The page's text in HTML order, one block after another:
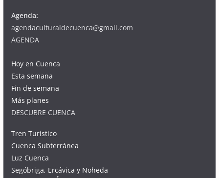
Agenda:
agendaculturaldecuenca@gmail.com
AGENDA
Hoy en Cuenca
Esta semana
Fin de semana
Más planes
DESCUBRE CUENCA
Tren Turístico
Cuenca Subterránea
Luz Cuenca
Segóbriga, Ercávica y Noheda